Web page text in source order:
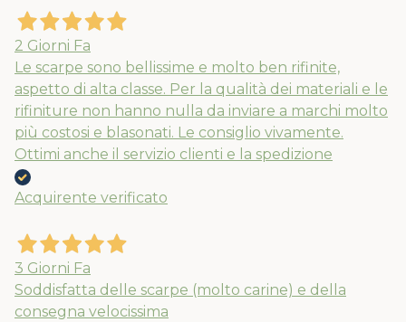
2 Giorni Fa
Le scarpe sono bellissime e molto ben rifinite,
aspetto di alta classe. Per la qualità dei materiali e le
rifiniture non hanno nulla da inviare a marchi molto
più costosi e blasonati. Le consiglio vivamente.
Ottimi anche il servizio clienti e la spedizione
Acquirente verificato
3 Giorni Fa
Soddisfatta delle scarpe (molto carine) e della
consegna velocissima